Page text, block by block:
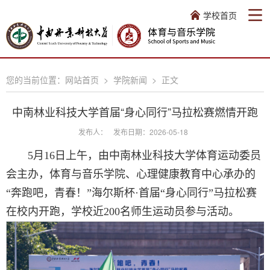
学校首页
您的当前位置： 网站首页 > 学院新闻 > 正文
中南林业科技大学首届“身心同行”马拉松赛燃情开跑
发布人： 发布日期：2026-05-18
5月16日上午，由中南林业科技大学体育运动委员
会主办，体育与音乐学院、心理健康教育中心承办的
“奔跑吧，青春！”海尔斯杯·首届“身心同行”马拉松赛
在校内开跑，学校近200名师生运动员参与活动。